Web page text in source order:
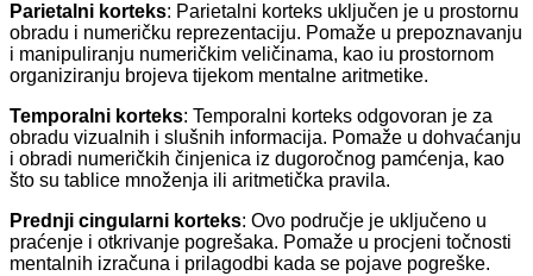
Parietalni korteks: Parietalni korteks uključen je u prostornu
obradu i numeričku reprezentaciju. Pomaže u prepoznavanju
i manipuliranju numeričkim veličinama, kao iu prostornom
organiziranju brojeva tijekom mentalne aritmetike.
Temporalni korteks: Temporalni korteks odgovoran je za
obradu vizualnih i slušnih informacija. Pomaže u dohvaćanju
i obradi numeričkih činjenica iz dugoročnog pamćenja, kao
što su tablice množenja ili aritmetička pravila.
Prednji cingularni korteks: Ovo područje je uključeno u
praćenje i otkrivanje pogrešaka. Pomaže u procjeni točnosti
mentalnih izračuna i prilagodbi kada se pojave pogreške.